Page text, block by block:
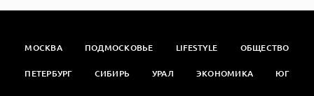
МОСКВА ПОДМОСКОВЬЕ LIFESTYLE ОБЩЕСТВО
ПЕТЕРБУРГ СИБИРЬ УРАЛ ЭКОНОМИКА ЮГ